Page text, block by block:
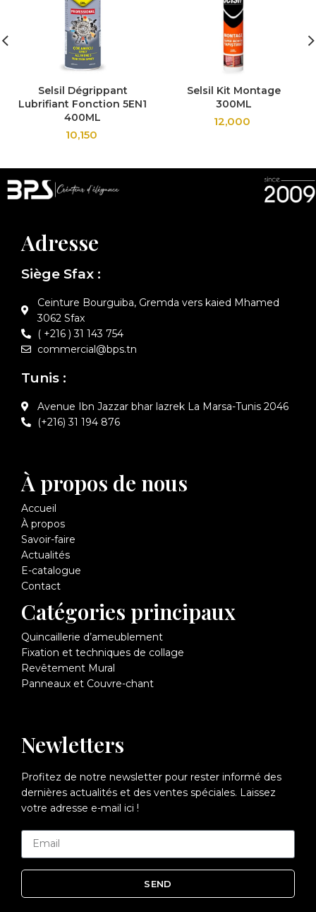
Selsil Dégrippant
Lubrifiant Fonction 5EN1
400ML
10,150
Selsil Kit Montage
300ML
12,000
Adresse
Siège Sfax :
Ceinture Bourguiba, Gremda vers kaied Mhamed
3062 Sfax
( +216 ) 31 143 754
commercial@bps.tn
Tunis :
Avenue Ibn Jazzar bhar lazrek La Marsa-Tunis 2046
(+216) 31 194 876
À propos de nous
Accueil
À propos
Savoir-faire
Actualités
E-catalogue
Contact
Catégories principaux
Quincaillerie d’ameublement
Fixation et techniques de collage
Revêtement Mural
Panneaux et Couvre-chant
Newletters
Profitez de notre newsletter pour rester informé des
dernières actualités et des ventes spéciales. Laissez
votre adresse e-mail ici !
SEND